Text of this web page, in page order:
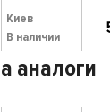
Киев
В наличии
аналоги